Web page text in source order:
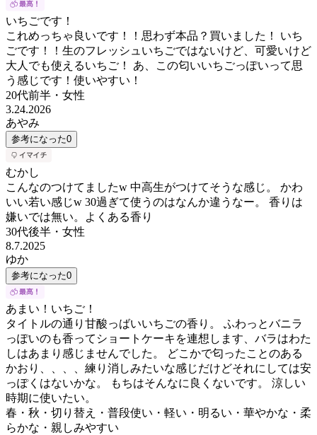
いちごです！
これめっちゃ良いです！！思わず本品？買いました！ いち
ごです！！生のフレッシュいちごではないけど、可愛いけど
大人でも使えるいちご！ あ、この匂いいちごっぽいって思
う感じです！使いやすい！
20代前半 ・ 女性
3.24.2026
あやみ
参考になった0
むかし
こんなのつけてましたw 中高生がつけてそうな感じ。 かわ
いい若い感じw 30過ぎて使うのはなんか違うなー。 香りは
嫌いでは無い。よくある香り
30代後半 ・ 女性
8.7.2025
ゆか
参考になった0
あまい！いちご！
タイトルの通り甘酸っばいいちごの香り。 ふわっとバニラ
っぽいのも香ってショートケーキを連想します、バラはわた
しはあまり感じませんでした。 どこかで匂ったことのある
かおり、、、、練り消しみたいな感じだけどそれにしては安
っぽくはないかな。 もちはそんなに良くないです。 涼しい
時期に使いたい。
春・秋・切り替え・普段使い・軽い・明るい・華やかな・柔
らかな・親しみやすい